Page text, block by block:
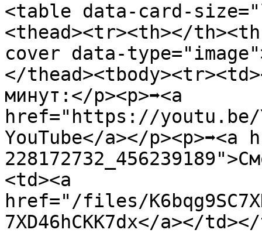
<table data-card-
<thead><tr><th></
cover data-
</
минут:</p><p>➡️<a
href="https://youtu.be/
YouTube</a></
<td><a
href="/files/
7XD46hCKK7dx</a></